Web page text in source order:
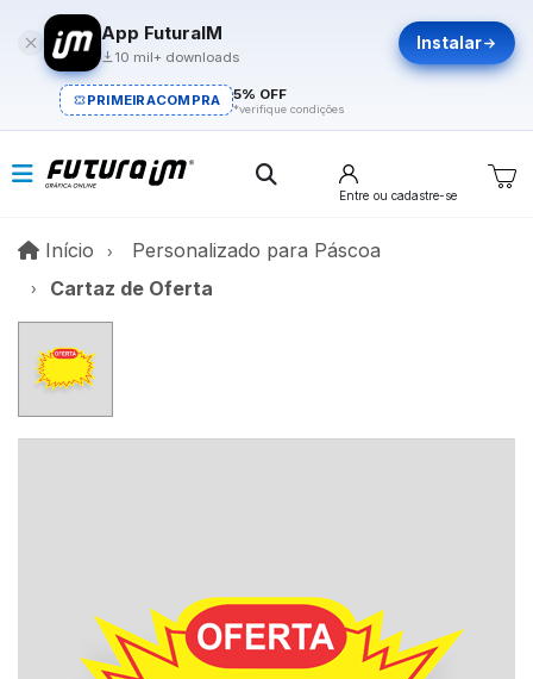
App FuturaIM
10 mil+ downloads
Instalar
PRIMEIRACOMPRA 5% OFF
*verifique condições
Entre ou cadastre-se
Início InícioPersonalizado para Páscoa​
Cartaz de Oferta